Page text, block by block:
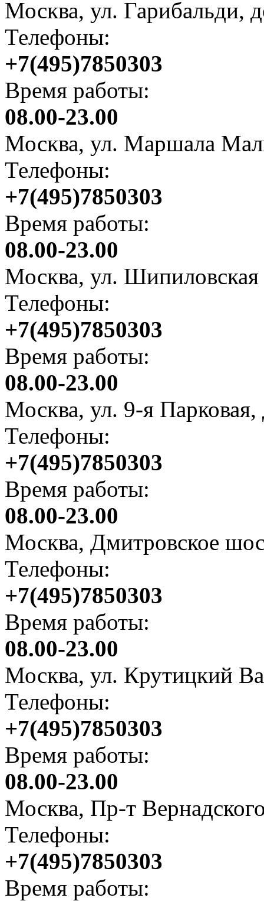
Москва, ул. Гарибальди,
Телефоны:
+7(495)7850303
Время работы:
08.00-23.00
Москва, ул. Маршала
Телефоны:
+7(495)7850303
Время работы:
08.00-23.00
Москва, ул.
Телефоны:
+7(495)7850303
Время работы:
08.00-23.00
Москва, ул. 9-я
Телефоны:
+7(495)7850303
Время работы:
08.00-23.00
Москва, Дмитровское
Телефоны:
+7(495)7850303
Время работы:
08.00-23.00
Москва, ул. Крутицкий
Телефоны:
+7(495)7850303
Время работы:
08.00-23.00
Москва, Пр-т
Телефоны:
+7(495)7850303
Время работы: